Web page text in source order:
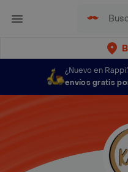
¿Nuevo en
envíos gratis